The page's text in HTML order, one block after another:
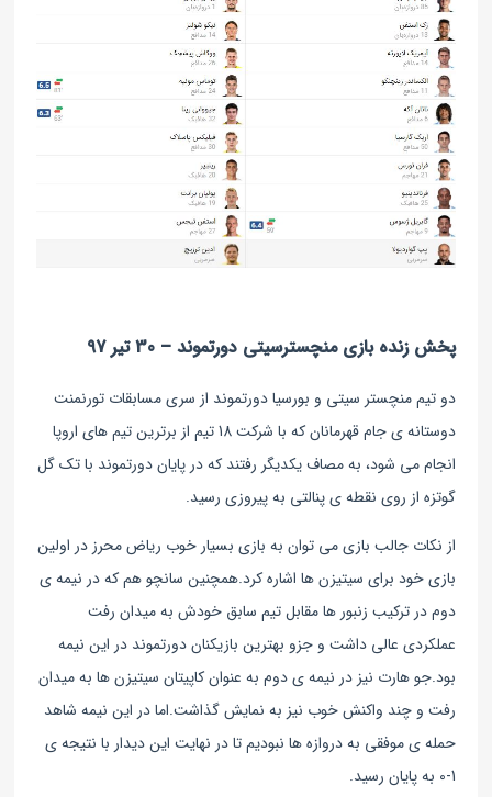
پخش زنده بازی منچسترسیتی دورتموند – 30 تیر 97
دو تیم منچستر سیتی و بورسیا دورتموند از سری مسابقات تورنمنت
دوستانه ی جام قهرمانان که با شرکت 18 تیم از برترین تیم های اروپا
انجام می شود، به مصاف یکدیگر رفتند که در پایان دورتموند با تک گل
گوتزه از روی نقطه ی پنالتی به پیروزی رسید.
از نکات جالب بازی می توان به بازی بسیار خوب ریاض محرز در اولین
بازی خود برای سیتیزن ها اشاره کرد.همچنین سانچو هم که در نیمه ی
دوم در ترکیب زنبور ها مقابل تیم سابق خودش به میدان رفت
عملکردی عالی داشت و جزو بهترین بازیکنان دورتموند در این نیمه
بود.جو هارت نیز در نیمه ی دوم به عنوان کاپیتان سیتیزن ها به میدان
رفت و چند واکنش خوب نیز به نمایش گذاشت.اما در این نیمه شاهد
حمله ی موفقی به دروازه ها نبودیم تا در نهایت این دیدار با نتیجه ی
1-0 به پایان رسید.